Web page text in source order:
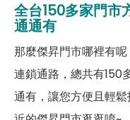
全台150多家門市
通通有
那麼傑昇門市哪裡有
連鎖通路，總共有150
通有，讓您方便且輕